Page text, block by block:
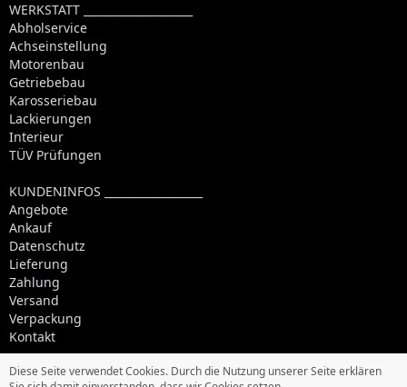
WERKSTATT ____________________
Abholservice
Achseinstellung
Motorenbau
Getriebebau
Karosseriebau
Lackierungen
Interieur
TÜV Prüfungen
KUNDENINFOS __________________
Angebote
Ankauf
Datenschutz
Lieferung
Zahlung
Versand
Verpackung
Kontakt
Diese Seite verwendet Cookies. Durch die Nutzung unserer Seite erklären